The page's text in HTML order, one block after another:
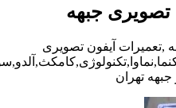
تصویری جبهه
,تعمیرات آیفون تصویری
جبهه تهران